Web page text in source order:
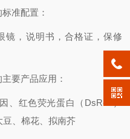
标准配置：
镜，说明书，合格证，保修
主要产品应用：
、红色荧光蛋白（DsRed）
、棉花、拟南芥